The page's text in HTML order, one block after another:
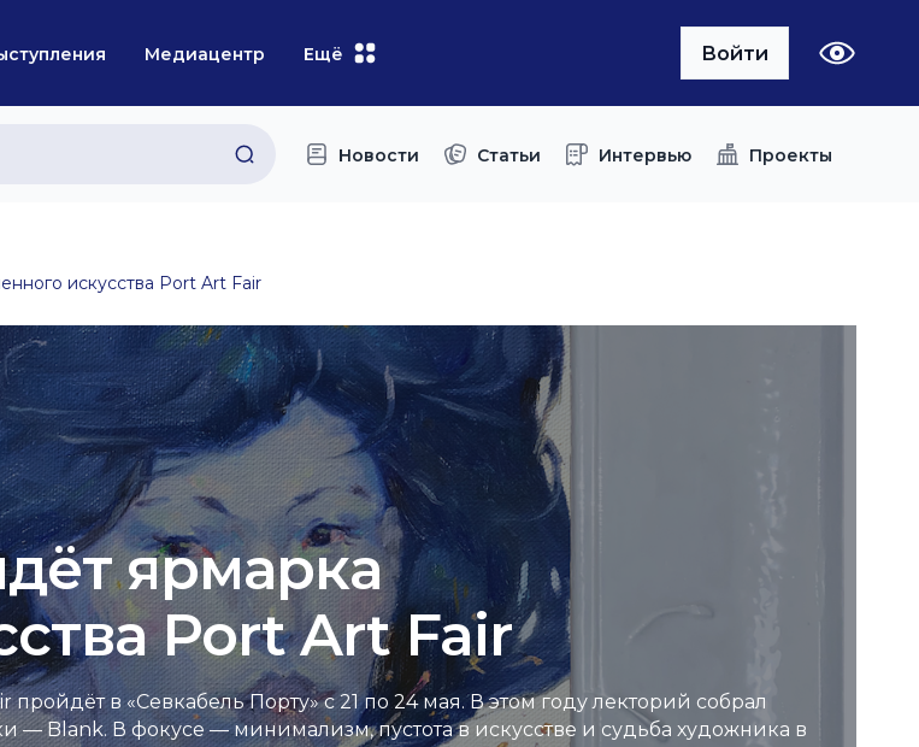
Медиацентр Ещё Войти
Новости Статьи Интервью Проекты
искусства Port Art Fair
ярмарка
Port Art Fair
в «Севкабель Порту» с 21 по 24 мая. В этом году лекторий собрал
— Blank. В фокусе — минимализм, пустота в искусстве и судьба художника в